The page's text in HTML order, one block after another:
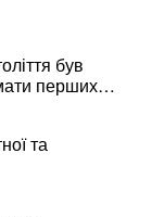
був
перших
та